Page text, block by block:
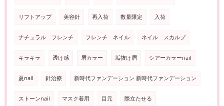
リフトアップ 美容針 再入荷 数量限定 入荷
ナチュラル フレンチ フレンチ ネイル ネイル スカルプ
キラキラ 透け感 眉カラー 垢抜け眉 シアーカラーnail
夏nail 針治療 新時代ファンデーション 新時代ファンデーション
ストーンnail マスク着用 目元 際立たせる